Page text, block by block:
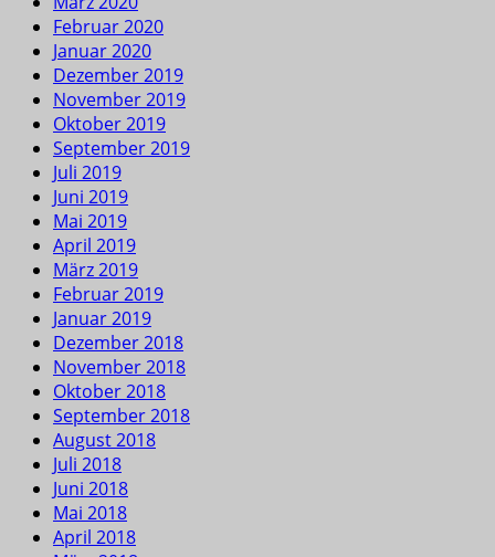
Februar 2020
Januar 2020
Dezember 2019
November 2019
Oktober 2019
September 2019
Juli 2019
Juni 2019
Mai 2019
April 2019
März 2019
Februar 2019
Januar 2019
Dezember 2018
November 2018
Oktober 2018
September 2018
August 2018
Juli 2018
Juni 2018
Mai 2018
April 2018